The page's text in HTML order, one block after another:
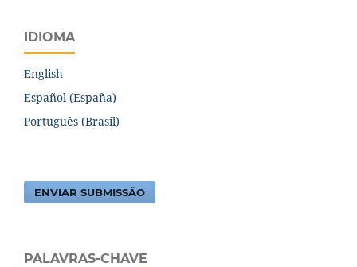
IDIOMA
English
Español (España)
Português (Brasil)
ENVIAR SUBMISSÃO
PALAVRAS-CHAVE